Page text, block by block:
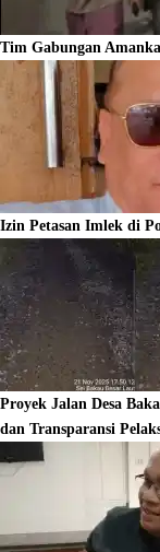
Tim Gabungan
Izin Petasan Imlek di
Proyek Jalan Desa
dan Transparansi